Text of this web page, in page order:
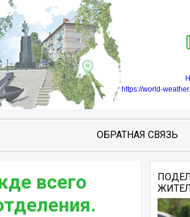
https://world-
ОБРАТНАЯ СВЯЗЬ
всего